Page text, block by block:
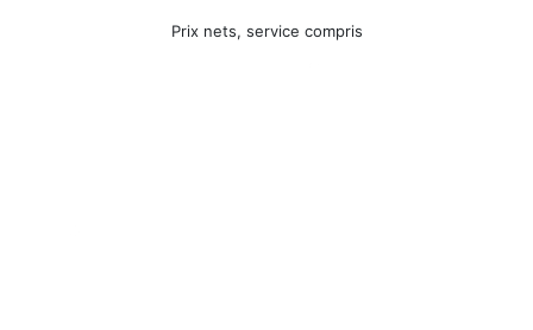
Prix nets, service compris